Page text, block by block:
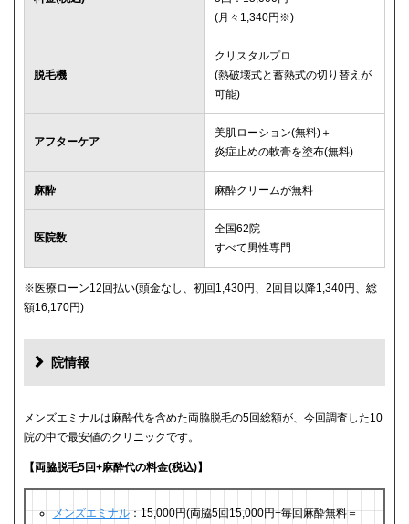
(月々1,340円※)
脱毛機
クリスタルプロ
(熱破壊式と蓄熱式の切り替えが
可能)
アフターケア
美肌ローション(無料)＋
炎症止めの軟膏を塗布(無料)
麻酔 麻酔クリームが無料
医院数
全国62院
すべて男性専門
※医療ローン12回払い(頭金なし、初回1,430円、2回目以降1,340円、総
額16,170円)
院情報
メンズエミナルは麻酔代を含めた両脇脱毛の5回総額が、今回調査した10
院の中で最安値のクリニックです。
【両脇脱毛5回+麻酔代の料金(税込)】
メンズエミナル：15,000円(両脇5回15,000円+毎回麻酔無料＝